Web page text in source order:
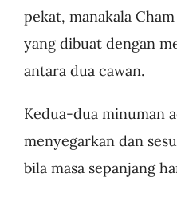
pekat, manakala
yang dibuat dengan
antara dua cawan.
Kedua-dua minuman
menyegarkan dan
bila masa sepanjang